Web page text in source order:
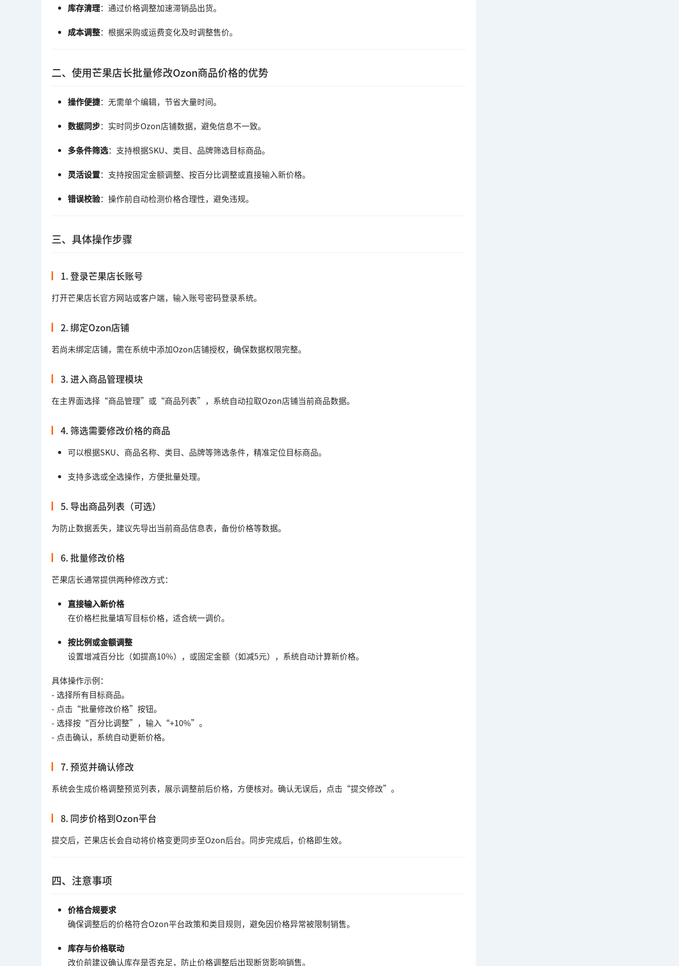
库存清理：通过价格调整加速滞销品出货。
成本调整：根据采购或运费变化及时调整售价。
二、使用芒果店长批量修改Ozon商品价格的优势
操作便捷：无需单个编辑，节省大量时间。
数据同步：实时同步Ozon店铺数据，避免信息不一致。
多条件筛选：支持根据SKU、类目、品牌筛选目标商品。
灵活设置：支持按固定金额调整、按百分比调整或直接输入新价格。
错误校验：操作前自动检测价格合理性，避免违规。
三、具体操作步骤
1. 登录芒果店长账号
打开芒果店长官方网站或客户端，输入账号密码登录系统。
2. 绑定Ozon店铺
若尚未绑定店铺，需在系统中添加Ozon店铺授权，确保数据权限完整。
3. 进入商品管理模块
在主界面选择“商品管理”或“商品列表”，系统自动拉取Ozon店铺当前商品数据。
4. 筛选需要修改价格的商品
可以根据SKU、商品名称、类目、品牌等筛选条件，精准定位目标商品。
支持多选或全选操作，方便批量处理。
5. 导出商品列表（可选）
为防止数据丢失，建议先导出当前商品信息表，备份价格等数据。
6. 批量修改价格
芒果店长通常提供两种修改方式：
直接输入新价格
在价格栏批量填写目标价格，适合统一调价。
按比例或金额调整
设置增减百分比（如提高10%），或固定金额（如减5元），系统自动计算新价格。
具体操作示例：
- 选择所有目标商品。
- 点击“批量修改价格”按钮。
- 选择按“百分比调整”，输入“+10%”。
- 点击确认，系统自动更新价格。
7. 预览并确认修改
系统会生成价格调整预览列表，展示调整前后价格，方便核对。确认无误后，点击“提交修改”。
8. 同步价格到Ozon平台
提交后，芒果店长会自动将价格变更同步至Ozon后台。同步完成后，价格即生效。
四、注意事项
价格合规要求
确保调整后的价格符合Ozon平台政策和类目规则，避免因价格异常被限制销售。
库存与价格联动
改价前建议确认库存是否充足，防止价格调整后出现断货影响销售。